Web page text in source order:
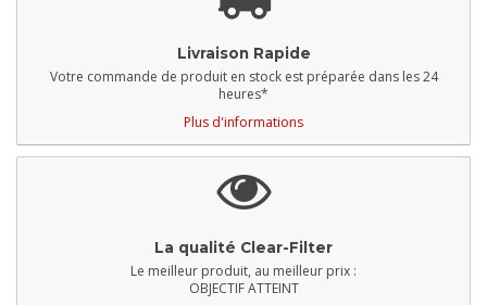
Livraison Rapide
Votre commande de produit en stock est préparée dans les 24
heures*
Plus d'informations
La qualité Clear-Filter
Le meilleur produit, au meilleur prix :
OBJECTIF ATTEINT